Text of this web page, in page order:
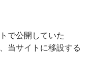
で公開していた
当サイトに移設する